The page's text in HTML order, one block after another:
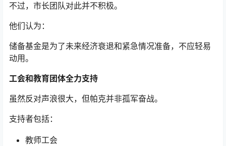
不过，市长团队对此并不积极。
他们认为：
储备基金是为了未来经济衰退和紧急情况准备，不应轻易
动用。
工会和教育团体全力支持
虽然反对声浪很大，但帕克并非孤军奋战。
支持者包括：
教师工会